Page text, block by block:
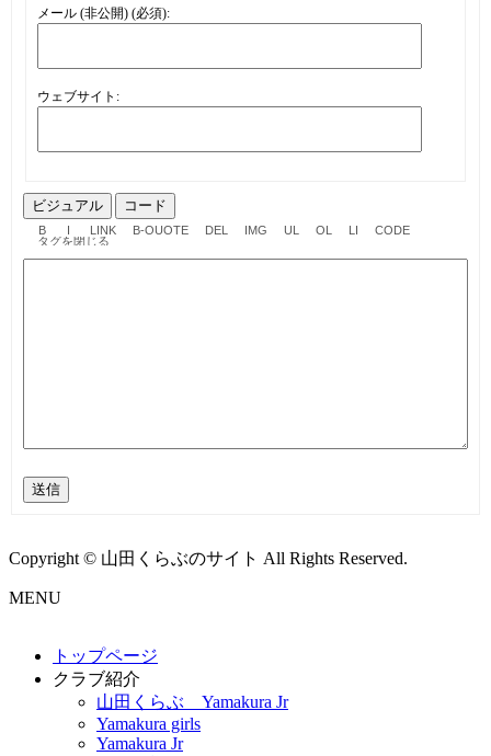
メール (非公開) (必須):
ウェブサイト:
ビジュアル コード
送信
Copyright © 山田くらぶのサイト All Rights Reserved.
MENU
トップページ
クラブ紹介
山田くらぶ Yamakura Jr
Yamakura girls
Yamakura Jr